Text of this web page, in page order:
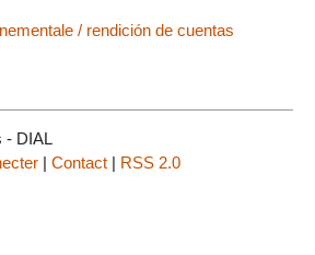
/ rendición de cuentas
- DIAL
| Contact | RSS 2.0